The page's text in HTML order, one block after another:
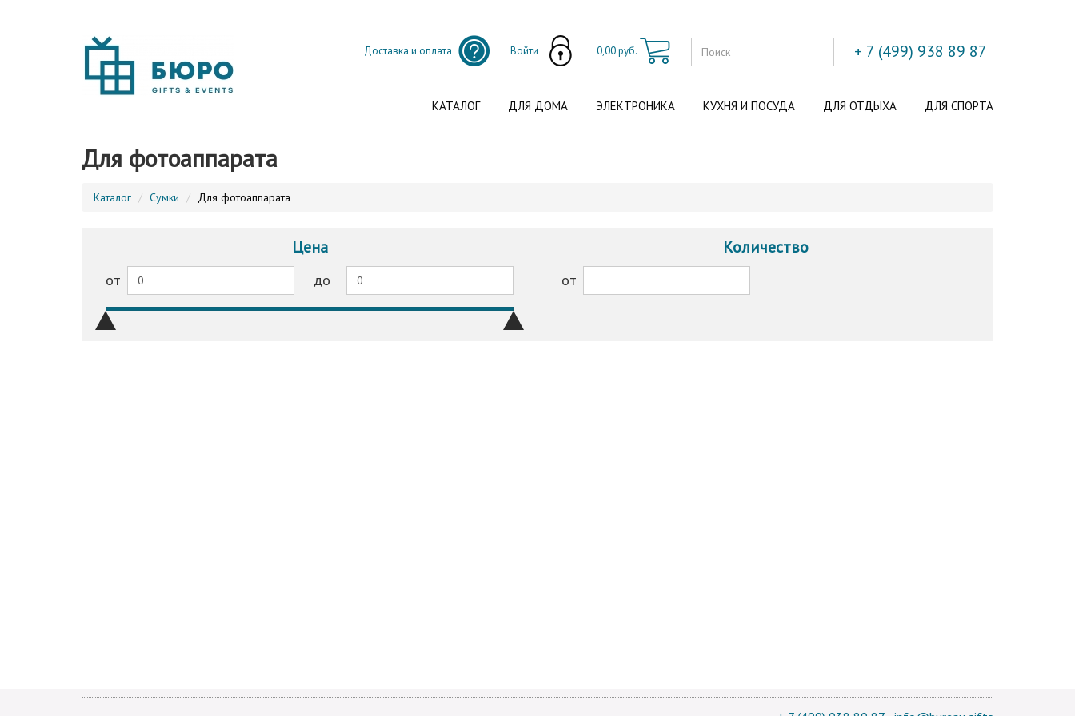
Доставка и оплата Войти 0,00 руб. + 7 (499) 938 89 87
КАТАЛОГ ДЛЯ ДОМА ЭЛЕКТРОНИКА КУХНЯ И ПОСУДА ДЛЯ ОТДЫХА ДЛЯ СПОРТА
Для фотоаппарата
Каталог Сумки Для фотоаппарата
Цена
от до
Количество
от